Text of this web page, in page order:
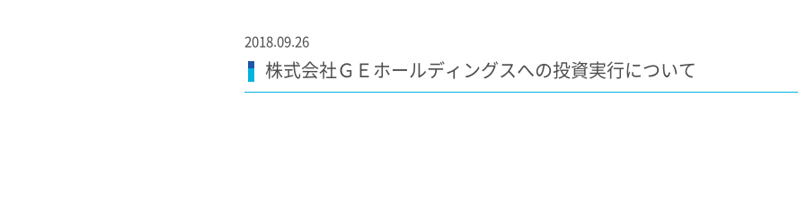
2018.09.26
株式会社ＧＥホールディングスへの投資実行について